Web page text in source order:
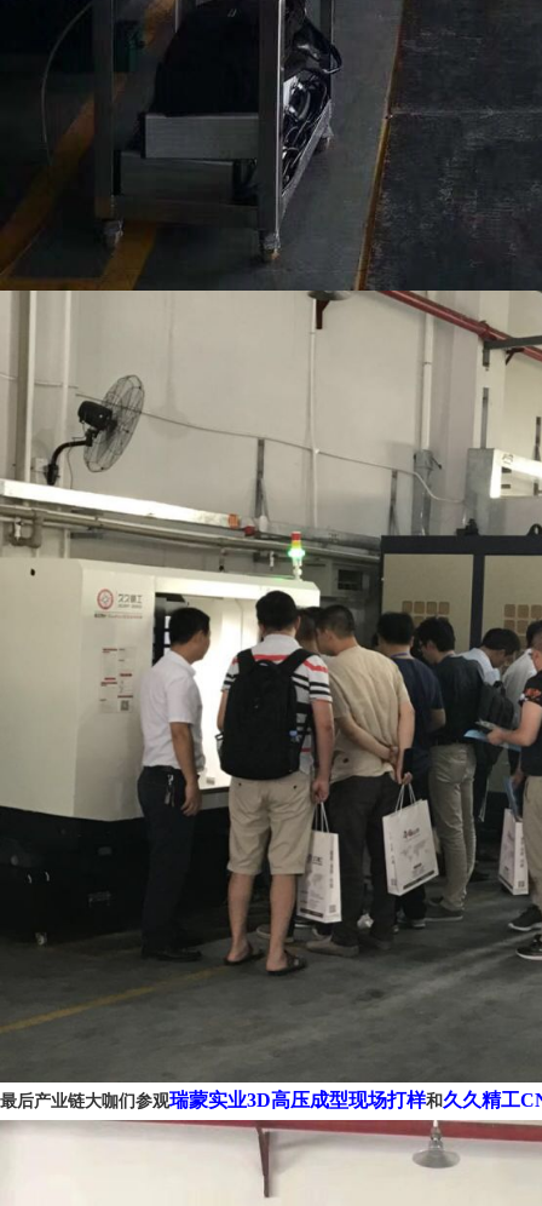
最后产业链大咖们参观瑞蒙实业3D高压成型现场打样和久久精工